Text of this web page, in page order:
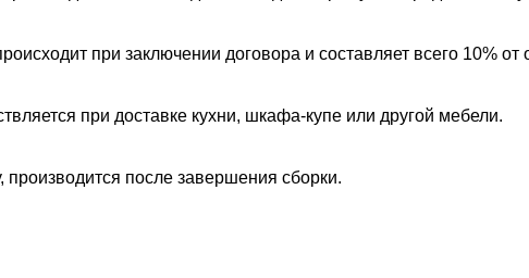
при заключении договора и составляет всего 10%
при доставке кухни, шкафа-купе или другой мебели.
производится после завершения сборки.